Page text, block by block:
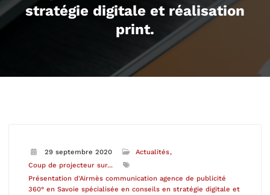
stratégie digitale et réalisation
print.
29 septembre 2020
Actualités
Coup de projecteur sur...
Présentation d'Airmès communication agence de publicité
360° en Savoie spécialisée en conseils en stratégie digitale et